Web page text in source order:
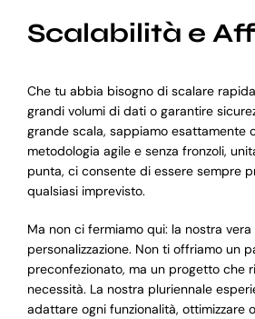
Scalabilità e
Che tu abbia bisogno di scalare
grandi volumi di dati o garantire
grande scala, sappiamo esattamente
metodologia agile e senza fronzoli,
punta, ci consente di essere sempre
qualsiasi imprevisto.
Ma non ci fermiamo qui: la nostra vera
personalizzazione. Non ti offriamo un
preconfezionato, ma un progetto che
necessità. La nostra pluriennale
adattare ogni funzionalità, ottimizzare